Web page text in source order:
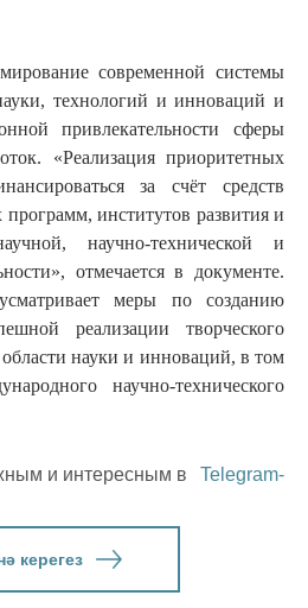
современной системы
технологий и инноваций и
привлекательности сферы
«Реализация приоритетных
за счёт средств
программ, институтов развития и
научно-технической и
отмечается в документе.
меры по созданию
реализации творческого
науки и инноваций, в том
научно-технического
и интересным в
Telegram-
керегез